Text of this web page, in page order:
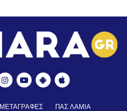
ΜΕΤΑΓΡΑΦΕΣ ΠΑΣ ΛΑΜΙΑ